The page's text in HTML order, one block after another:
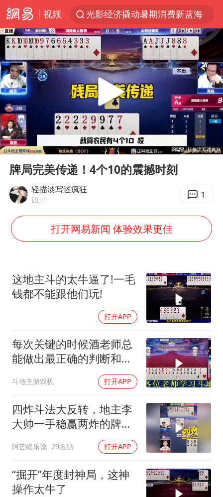
视频
光影经济撬动暑期消费新蓝海
马克·艾伦退出斯诺克中国公开赛
日本发布排名：“中国第一，美日德韩英法居后”
大V：马科斯把路走绝了
白海豚将正面袭击贯穿浙江
情侣在平潭拍日出时坠崖致一死一伤
央视新主播李秋莹孙亚鹏亮相
上四休三，但降薪1000元，你接受吗？
老挝国会主席赛宋蓬逝世
杭州全市有序停课
泰国初中生饮弹自尽前开了26枪
陈思诚零点晒照为佟丽娅庆生
乐享全民健身 共筑健康中国
Play
00:00
牌局完美传递！4个10的震撼时刻
轻描淡写述疯狂
四川 1
打开网易新闻 体验效果更佳
这地主斗的太牛逼了!一毛
钱都不能跟他们玩!
打开APP
每次关键的时候酒老师总
能做出最正确的判断和最
斗地主游戏机 打开APP
四炸斗法大反转，地主李
大帅一手稳赢两炸的牌，
奇葩诱炸打成反输两炸
阿芒娱乐说 29跟贴 打开APP
“掘开”年度封神局，这神
操作太牛了